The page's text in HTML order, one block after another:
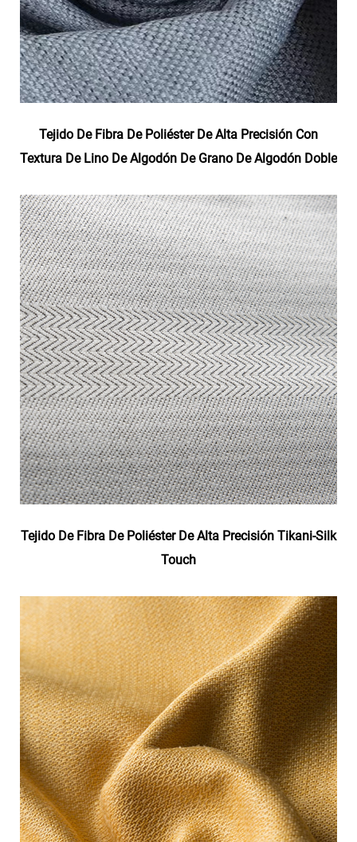
Tejido De Fibra De Poliéster De Alta Precisión Con
Textura De Lino De Algodón De Grano De Algodón Doble
Tejido De Fibra De Poliéster De Alta Precisión Tikani-Silk
Touch